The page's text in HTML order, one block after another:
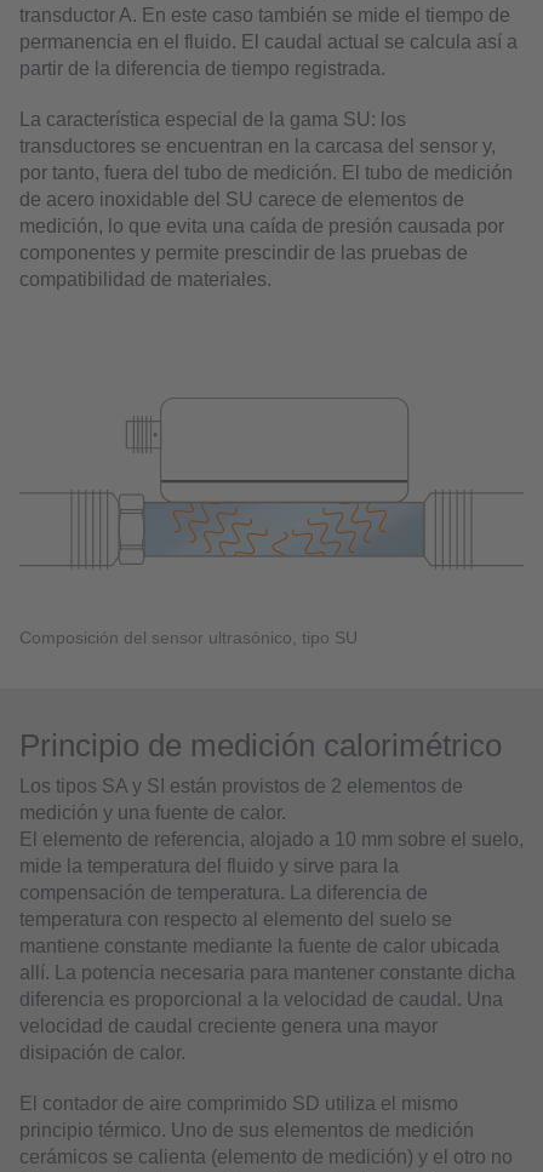
transductor A. En este caso también se mide el tiempo de
permanencia en el fluido. El caudal actual se calcula así a
partir de la diferencia de tiempo registrada.
La característica especial de la gama SU: los
transductores se encuentran en la carcasa del sensor y,
por tanto, fuera del tubo de medición. El tubo de medición
de acero inoxidable del SU carece de elementos de
medición, lo que evita una caída de presión causada por
componentes y permite prescindir de las pruebas de
compatibilidad de materiales.
Composición del sensor ultrasónico, tipo SU
Principio de medición calorimétrico
Los tipos SA y SI están provistos de 2 elementos de
medición y una fuente de calor.
El elemento de referencia, alojado a 10 mm sobre el suelo,
mide la temperatura del fluido y sirve para la
compensación de temperatura. La diferencia de
temperatura con respecto al elemento del suelo se
mantiene constante mediante la fuente de calor ubicada
allí. La potencia necesaria para mantener constante dicha
diferencia es proporcional a la velocidad de caudal. Una
velocidad de caudal creciente genera una mayor
disipación de calor.
El contador de aire comprimido SD utiliza el mismo
principio térmico. Uno de sus elementos de medición
cerámicos se calienta (elemento de medición) y el otro no